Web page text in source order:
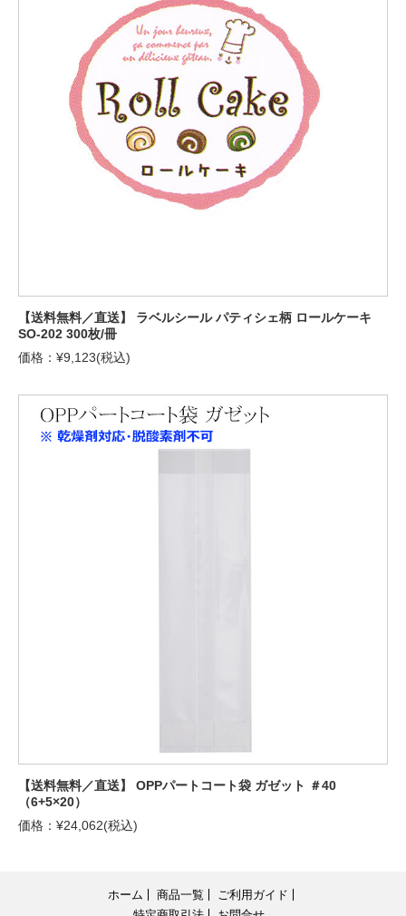
【送料無料／直送】 ラベルシール パティシェ柄 ロールケーキ
SO-202 300枚/冊
価格：¥9,123(税込)
【送料無料／直送】 OPPパートコート袋 ガゼット ＃40
（6+5×20）
価格：¥24,062(税込)
ホーム 商品一覧
ご利用ガイド